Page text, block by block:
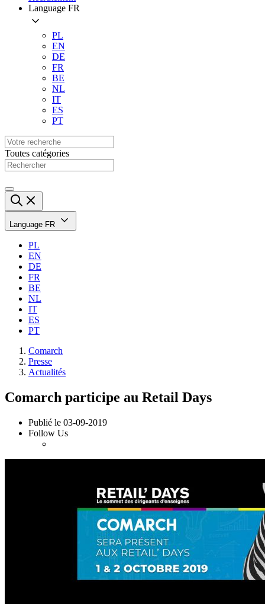
Language FR
PL
EN
DE
FR
BE
NL
IT
ES
PT
Toutes catégories
Language FR
PL
EN
DE
FR
BE
NL
IT
ES
PT
Comarch
Presse
Actualités
Comarch participe au Retail Days
Publié le 03-09-2019
Follow Us